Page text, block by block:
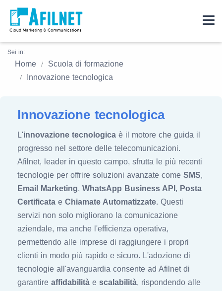
Sei in:
Home
Scuola di formazione
Innovazione tecnologica
Innovazione tecnologica
L'innovazione tecnologica è il motore che guida il
progresso nel settore delle telecomunicazioni.
Afilnet, leader in questo campo, sfrutta le più recenti
tecnologie per offrire soluzioni avanzate come SMS,
Email Marketing, WhatsApp Business API , Posta
Certificata e Chiamate Automatizzate. Questi
servizi non solo migliorano la comunicazione
aziendale, ma anche l'efficienza operativa,
permettendo alle imprese di raggiungere i propri
clienti in modo più rapido e sicuro. L'adozione di
tecnologie all'avanguardia consente ad Afilnet di
garantire affidabilità e scalabilità, rispondendo alle